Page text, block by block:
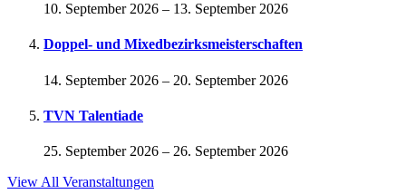
10. September 2026 – 13. September 2026
Doppel- und Mixedbezirksmeisterschaften
14. September 2026 – 20. September 2026
TVN Talentiade
25. September 2026 – 26. September 2026
View All Veranstaltungen